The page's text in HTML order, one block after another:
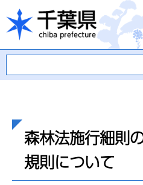
千葉県
森林法施行細則
規則について